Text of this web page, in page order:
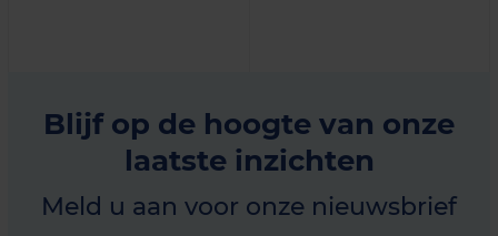
Blijf op de hoogte van onze
laatste inzichten
Meld u aan voor onze nieuwsbrief